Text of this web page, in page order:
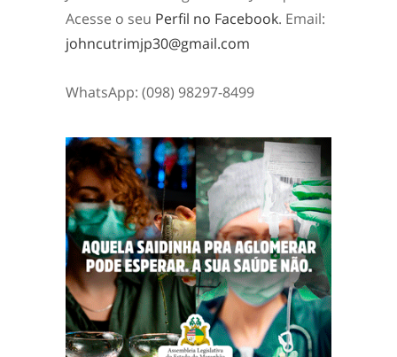
Acesse o seu Perfil no Facebook. Email:
johncutrimjp30@gmail.com
WhatsApp: (098) 98297-8499